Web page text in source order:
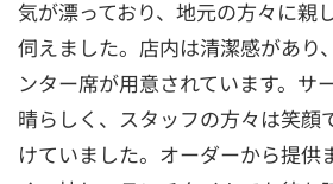
気が漂っており、地元の方々に親
伺えました。店内は清潔感があり
ンター席が用意されています。サ
晴らしく、スタッフの方々は笑顔
けていました。オーダーから提供